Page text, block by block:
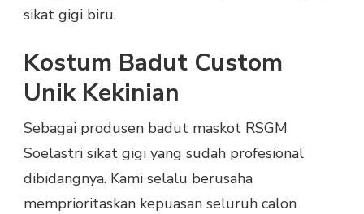
sikat gigi biru.
Kostum Badut Custom
Unik Kekinian
Sebagai produsen badut maskot RSGM
Soelastri sikat gigi yang sudah profesional
dibidangnya. Kami selalu berusaha
memprioritaskan kepuasan seluruh calon